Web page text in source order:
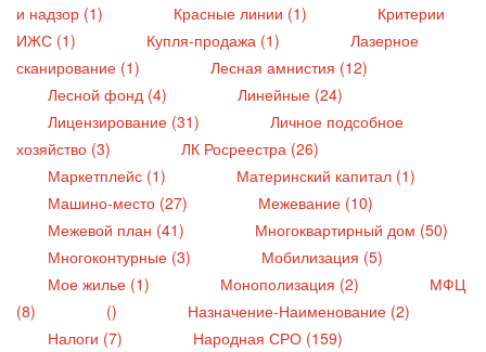
и надзор (1)
Красные линии (1)
Критерии
ИЖС (1)
Купля-продажа (1)
Лазерное
сканирование (1)
Лесная амнистия (12)
Лесной фонд (4)
Линейные (24)
Лицензирование (31)
Личное подсобное
хозяйство (3)
ЛК Росреестра (26)
Маркетплейс (1)
Материнский капитал (1)
Машино-место (27)
Межевание (10)
Межевой план (41)
Многоквартирный дом (50)
Многоконтурные (3)
Мобилизация (5)
Мое жилье (1)
Монополизация (2)
МФЦ
(8)
()
Назначение-Наименование (2)
Налоги (7)
Народная СРО (159)